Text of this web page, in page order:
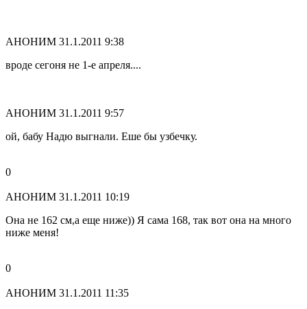
АНОНИМ 31.1.2011 9:38
вроде сегоня не 1-е апреля....
АНОНИМ 31.1.2011 9:57
ой, бабу Надю выгнали. Еше бы узбечку.
0
АНОНИМ 31.1.2011 10:19
Она не 162 см,а еще ниже)) Я сама 168, так вот она на много
ниже меня!
0
АНОНИМ 31.1.2011 11:35